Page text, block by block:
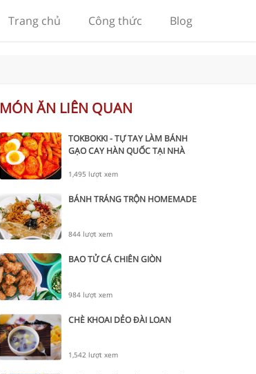
Trang chủ Công thức Blog
MÓN ĂN LIÊN QUAN
TOKBOKKI - TỰ TAY LÀM BÁNH
GẠO CAY HÀN QUỐC TẠI NHÀ
1,495 lượt xem
BÁNH TRÁNG TRỘN HOMEMADE
844 lượt xem
BAO TỬ CÁ CHIÊN GIÒN
984 lượt xem
CHÈ KHOAI DẺO ĐÀI LOAN
1,542 lượt xem